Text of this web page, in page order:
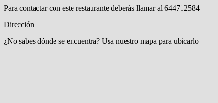
Para contactar con este restaurante deberás llamar al 644712584
Dirección
¿No sabes dónde se encuentra? Usa nuestro mapa para ubicarlo